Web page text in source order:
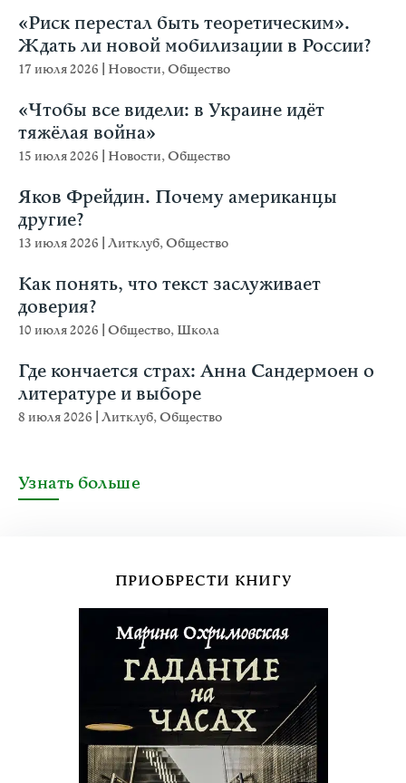
«Риск перестал быть теоретическим».
Ждать ли новой мобилизации в России?
17 июля 2026 Новости,Общество
«Чтобы все видели: в Украине идёт
тяжёлая война»
15 июля 2026 Новости,Общество
Яков Фрейдин. Почему американцы
другие?
13 июля 2026 Литклуб,Общество
Как понять, что текст заслуживает
доверия?
10 июля 2026 Общество, Школа
Где кончается страх: Анна Сандермоен о
литературе и выборе
8 июля 2026 Литклуб,Общество
Узнать больше
ПРИОБРЕСТИ КНИГУ